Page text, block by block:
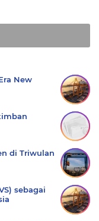
New
di Triwulan
sebagai